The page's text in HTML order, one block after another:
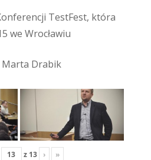
TestFest, która
we Wrocławiu
Drabik
z 13 › »